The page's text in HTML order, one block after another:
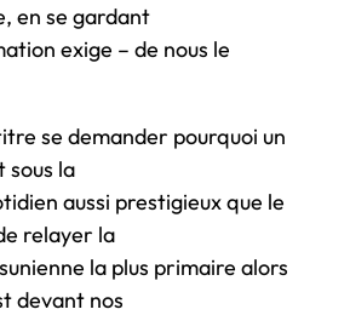
en se gardant
exige – de nous le
se demander pourquoi un
sous la
aussi prestigieux que le
relayer la
la plus primaire alors
devant nos